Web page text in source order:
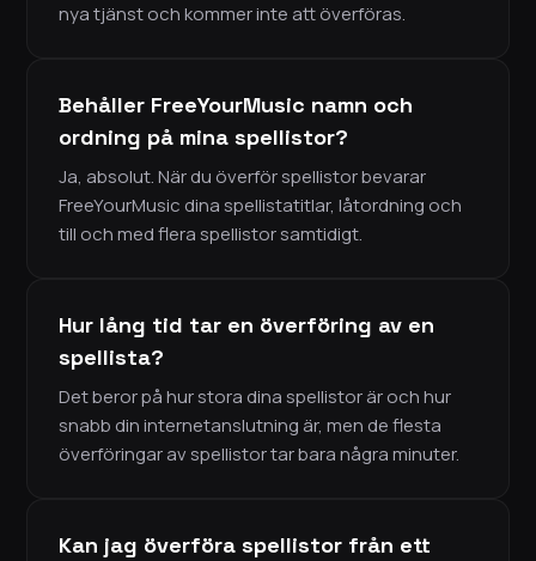
nya tjänst och kommer inte att överföras.
Behåller FreeYourMusic namn och
ordning på mina spellistor?
Ja, absolut. När du överför spellistor bevarar
FreeYourMusic dina spellistatitlar, låtordning och
till och med flera spellistor samtidigt.
Hur lång tid tar en överföring av en
spellista?
Det beror på hur stora dina spellistor är och hur
snabb din internetanslutning är, men de flesta
överföringar av spellistor tar bara några minuter.
Kan jag överföra spellistor från ett